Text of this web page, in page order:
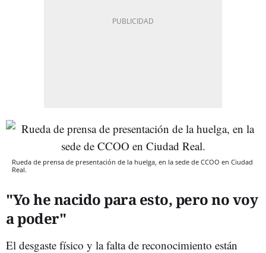
Rueda de prensa de presentación de la huelga, en la sede de CCOO en Ciudad
Real.
"Yo he nacido para esto, pero no voy
a poder"
El desgaste físico y la falta de reconocimiento están